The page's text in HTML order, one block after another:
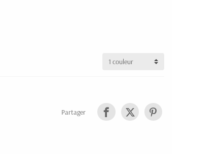
Partager